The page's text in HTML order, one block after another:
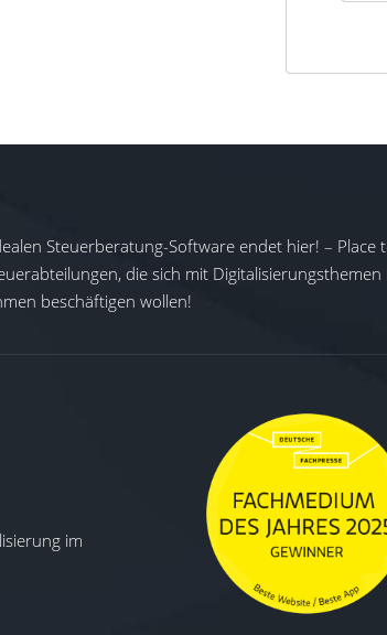
Steuerberatung-Software endet hier! – Place
die sich mit Digitalisierungsthemen
beschäftigen wollen!
im